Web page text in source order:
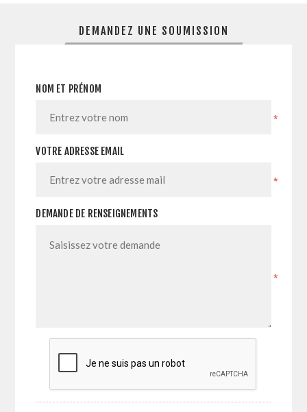
DEMANDEZ UNE SOUMISSION
NOM ET PRÉNOM
*
VOTRE ADRESSE EMAIL
*
DEMANDE DE RENSEIGNEMENTS
*